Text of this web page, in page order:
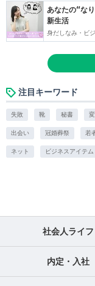
あなたの“な
新生活
身だしなみ・ビ
注目キーワード
失敗 靴 秘書
出会い 冠婚葬祭 若
ネット ビジネスアイテム
社会人ライフ
内定・入社